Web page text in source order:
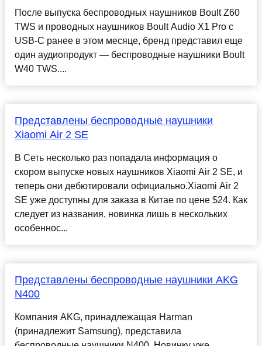
После выпуска беспроводных наушников Boult Z60
TWS и проводных наушников Boult Audio X1 Pro с
USB-C ранее в этом месяце, бренд представил еще
один аудиопродукт — беспроводные наушники Boult
W40 TWS....
Представлены беспроводные наушники
Xiaomi Air 2 SE
В Сеть несколько раз попадала информация о
скором выпуске новых наушников Xiaomi Air 2 SE, и
теперь они дебютировали официально.Xiaomi Air 2
SE уже доступны для заказа в Китае по цене $24. Как
следует из названия, новинка лишь в нескольких
особеннос...
Представлены беспроводные наушники AKG
N400
Компания AKG, принадлежащая Harman
(принадлежит Samsung), представила